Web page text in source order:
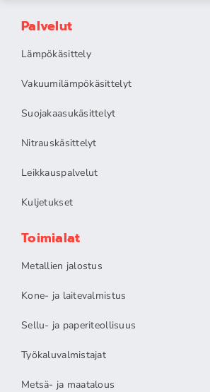
Palvelut
Lämpökäsittely
Vakuumilämpökäsittelyt
Suojakaasukäsittelyt
Nitrauskäsittelyt
Leikkauspalvelut
Kuljetukset
Toimialat
Metallien jalostus
Kone- ja laitevalmistus
Sellu- ja paperiteollisuus
Työkaluvalmistajat
Metsä- ja maatalous